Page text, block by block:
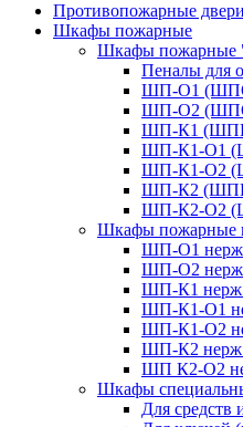
Противопожарные
Шкафы пожарные
Шкафы пожарные
Пеналы для
ШП-О1
ШП-О2
ШП-К1
ШП-К1-О1
ШП-К1-О2
ШП-К2
ШП-К2-О2
Шкафы пожарные
ШП-О1
ШП-О2
ШП-К1
ШП-К1-О1
ШП-К1-О2
ШП-К2
ШП К2-О2
Шкафы
Для средств